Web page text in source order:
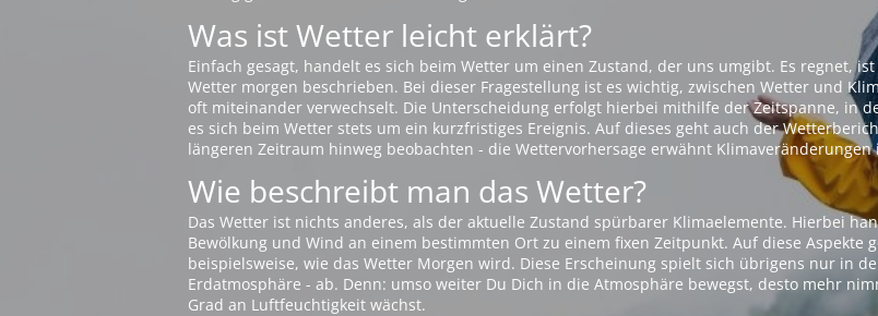
Was ist Wetter leicht erklärt?
Einfach gesagt, handelt es sich beim Wetter um einen Zustand, der uns umgibt. Es regnet,
Wetter morgen beschrieben. Bei dieser Fragestellung ist es wichtig, zwischen Wetter und
oft miteinander verwechselt. Die Unterscheidung erfolgt hierbei mithilfe der Zeitspanne, in
es sich beim Wetter stets um ein kurzfristiges Ereignis. Auf dieses geht auch der
längeren Zeitraum hinweg beobachten - die Wettervorhersage erwähnt Klimaveränderungen
Wie beschreibt man das Wetter?
Das Wetter ist nichts anderes, als der aktuelle Zustand spürbarer Klimaelemente. Hierbei
Bewölkung und Wind an einem bestimmten Ort zu einem fixen Zeitpunkt. Auf diese Aspekte
beispielsweise, wie das Wetter Morgen wird. Diese Erscheinung spielt sich übrigens nur in
Erdatmosphäre - ab. Denn: umso weiter Du Dich in die Atmosphäre bewegst, desto mehr
Grad an Luftfeuchtigkeit wächst.